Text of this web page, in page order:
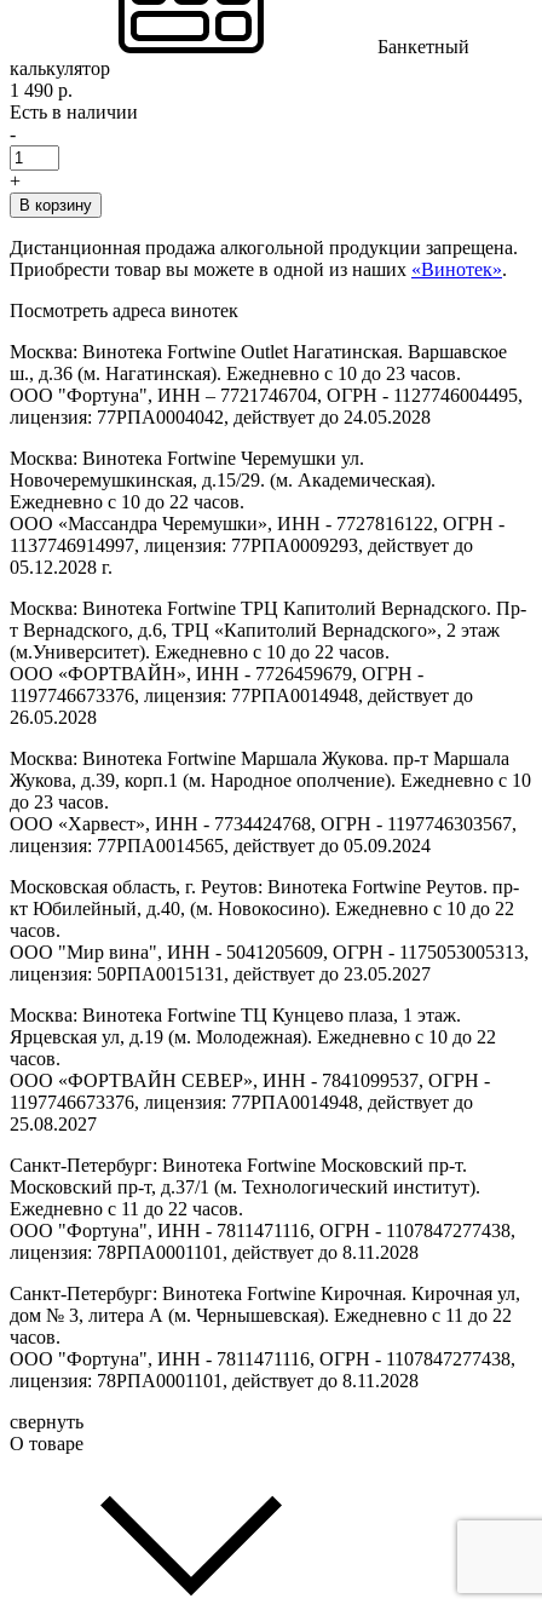
Банкетный
калькулятор
1 490 р.
Есть в наличии
-
+
В корзину
Дистанционная продажа алкогольной продукции запрещена.
Приобрести товар вы можете в одной из наших «Винотек».
Посмотреть адреса винотек
Москва: Винотека Fortwine Outlet Нагатинская. Варшавское
ш., д.36 (м. Нагатинская). Ежедневно с 10 до 23 часов.
ООО "Фортуна", ИНН – 7721746704, ОГРН - 1127746004495,
лицензия: 77РПА0004042, действует до 24.05.2028
Москва: Винотека Fortwine Черемушки ул.
Новочеремушкинская, д.15/29. (м. Академическая).
Ежедневно с 10 до 22 часов.
ООО «Массандра Черемушки», ИНН - 7727816122, ОГРН -
1137746914997, лицензия: 77РПА0009293, действует до
05.12.2028 г.
Москва: Винотека Fortwine ТРЦ Капитолий Вернадского. Пр-
т Вернадского, д.6, ТРЦ «Капитолий Вернадского», 2 этаж
(м.Университет). Ежедневно с 10 до 22 часов.
ООО «ФОРТВАЙН», ИНН - 7726459679, ОГРН -
1197746673376, лицензия: 77РПА0014948, действует до
26.05.2028
Москва: Винотека Fortwine Маршала Жукова. пр-т Маршала
Жукова, д.39, корп.1 (м. Народное ополчение). Ежедневно с 10
до 23 часов.
ООО «Харвест», ИНН - 7734424768, ОГРН - 1197746303567,
лицензия: 77РПА0014565, действует до 05.09.2024
Московская область, г. Реутов: Винотека Fortwine Реутов. пр-
кт Юбилейный, д.40, (м. Новокосино). Ежедневно с 10 до 22
часов.
ООО "Мир вина", ИНН - 5041205609, ОГРН - 1175053005313,
лицензия: 50РПА0015131, действует до 23.05.2027
Москва: Винотека Fortwine ТЦ Кунцево плаза, 1 этаж.
Ярцевская ул, д.19 (м. Молодежная). Ежедневно с 10 до 22
часов.
ООО «ФОРТВАЙН СЕВЕР», ИНН - 7841099537, ОГРН -
1197746673376, лицензия: 77РПА0014948, действует до
25.08.2027
Санкт-Петербург: Винотека Fortwine Московский пр-т.
Московский пр-т, д.37/1 (м. Технологический институт).
Ежедневно с 11 до 22 часов.
ООО "Фортуна", ИНН - 7811471116, ОГРН - 1107847277438,
лицензия: 78РПА0001101, действует до 8.11.2028
Санкт-Петербург: Винотека Fortwine Кирочная. Кирочная ул,
дом № 3, литера А (м. Чернышевская). Ежедневно с 11 до 22
часов.
ООО "Фортуна", ИНН - 7811471116, ОГРН - 1107847277438,
лицензия: 78РПА0001101, действует до 8.11.2028
свернуть
О товаре